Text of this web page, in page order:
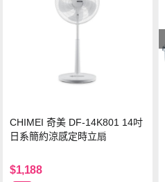
CHIMEI 奇美 DF-14K801 14吋
日系簡約涼感定時立扇
$1,188